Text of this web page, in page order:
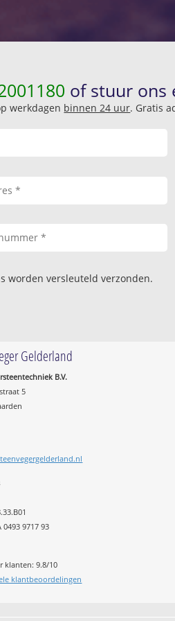
of stuur ons
werkdagen binnen 24 uur. Gratis
worden versleuteld verzonden.
Gelderland
B.V.
5
0493 9717 93
klanten:9.8/10
klantbeoordelingen